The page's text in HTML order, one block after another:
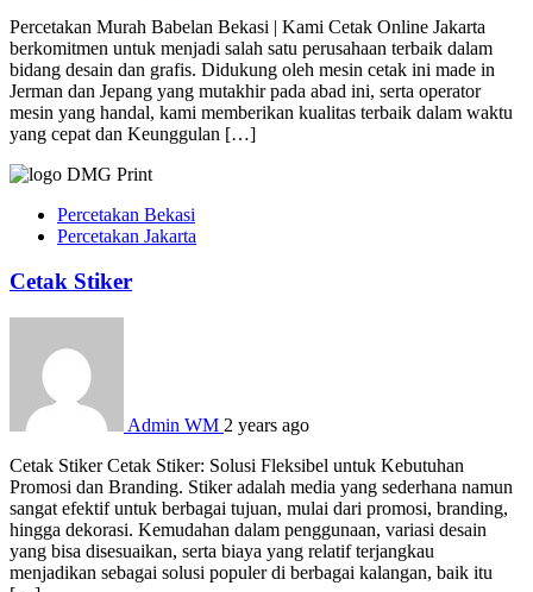
Percetakan Murah Babelan Bekasi | Kami Cetak Online Jakarta
berkomitmen untuk menjadi salah satu perusahaan terbaik dalam
bidang desain dan grafis. Didukung oleh mesin cetak ini made in
Jerman dan Jepang yang mutakhir pada abad ini, serta operator
mesin yang handal, kami memberikan kualitas terbaik dalam waktu
yang cepat dan Keunggulan […]
Percetakan Bekasi
Percetakan Jakarta
Cetak Stiker
Admin WM 2 years ago
Cetak Stiker Cetak Stiker: Solusi Fleksibel untuk Kebutuhan
Promosi dan Branding. Stiker adalah media yang sederhana namun
sangat efektif untuk berbagai tujuan, mulai dari promosi, branding,
hingga dekorasi. Kemudahan dalam penggunaan, variasi desain
yang bisa disesuaikan, serta biaya yang relatif terjangkau
menjadikan sebagai solusi populer di berbagai kalangan, baik itu